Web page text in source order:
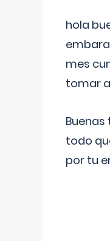
hola
mes
tomar
Buenas
todo
por tu